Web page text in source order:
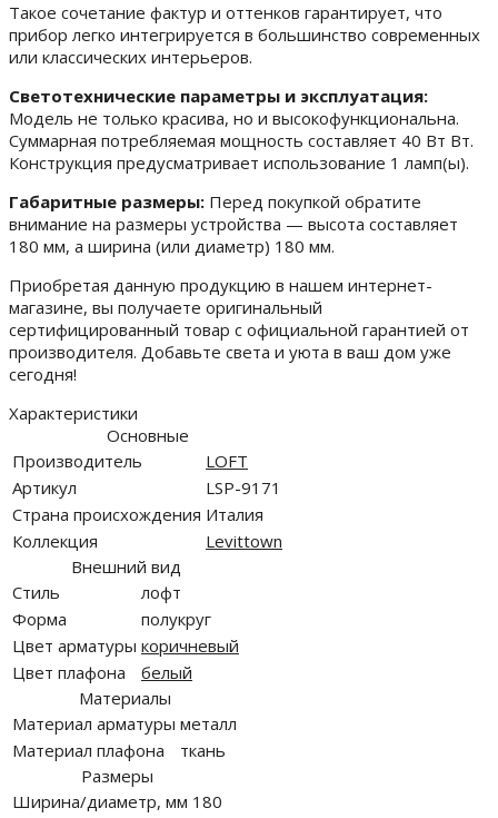
Такое сочетание фактур и оттенков гарантирует, что
прибор легко интегрируется в большинство современных
или классических интерьеров.
Светотехнические параметры и эксплуатация:
Модель не только красива, но и высокофункциональна.
Суммарная потребляемая мощность составляет 40 Вт Вт.
Конструкция предусматривает использование 1 ламп(ы).
Габаритные размеры: Перед покупкой обратите
внимание на размеры устройства — высота составляет
180 мм, а ширина (или диаметр) 180 мм.
Приобретая данную продукцию в нашем интернет-
магазине, вы получаете оригинальный
сертифицированный товар с официальной гарантией от
производителя. Добавьте света и уюта в ваш дом уже
сегодня!
Характеристики
Основные
Производитель
LOFT
Артикул
LSP-9171
Страна происхождения Италия
Коллекция
Levittown
Внешний вид
Стиль
лофт
Форма
полукруг
Цвет арматуры коричневый
Цвет плафона
белый
Материалы
Материал арматуры металл
Материал плафона
ткань
Размеры
Ширина/диаметр, мм 180